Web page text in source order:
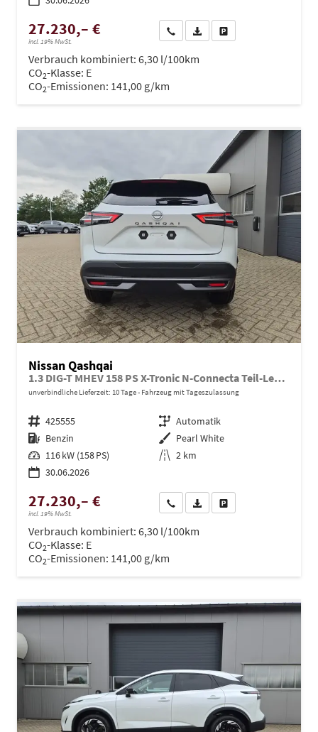
27.230,– €
incl. 19% MwSt.
Wir rufen Sie anPDF-Datei, Fahrzeugexposé
Verbrauch kombiniert: 6,30 l/100km
CO2-Klasse: E
CO2-Emissionen: 141,00 g/km
Nissan Qashqai
1.3 DIG-T MHEV 158 PS X-Tronic N-Connecta Teil-Leder PanoGlasdach Klimaautomatik Sitzheizung Lenkradheizung Navi ACC PDC v+h 360°Kamera DAB Bluetooth Touchscreen Apple CarPlay Android Auto 18"LM
unverbindliche Lieferzeit: 10 Tage Fahrzeug mit Tageszulassung
Fahrzeugnr. 425555 Getriebe Automatik
Kraftstoff Benzin Außenfarbe Pearl White
Leistung 116 kW (158 PS) Kilometerstand 2 km
30.06.2026
27.230,– €
incl. 19% MwSt.
Wir rufen Sie anPDF-Datei, Fahrzeugexposé
Verbrauch kombiniert: 6,30 l/100km
CO2-Klasse: E
CO2-Emissionen: 141,00 g/km